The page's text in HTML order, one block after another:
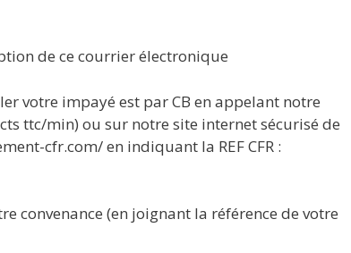
de ce courrier électronique
votre impayé est par CB en appelant notre
ttc/min) ou sur notre site internet sécurisé de
cfr.com/ en indiquant la REF CFR :
convenance (en joignant la référence de votre